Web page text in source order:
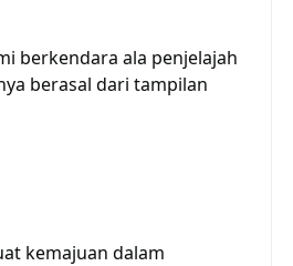
berkendara ala penjelajah
berasal dari tampilan
kemajuan dalam